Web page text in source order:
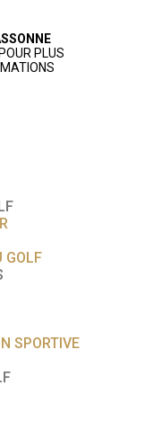
GOLF
SPORTIVE